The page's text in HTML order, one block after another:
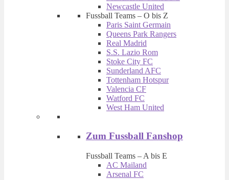
Newcastle United
Fussball Teams – O bis Z
Paris Saint Germain
Queens Park Rangers
Real Madrid
S.S. Lazio Rom
Stoke City FC
Sunderland AFC
Tottenham Hotspur
Valencia CF
Watford FC
West Ham United
Zum Fussball Fanshop
Fussball Teams – A bis E
AC Mailand
Arsenal FC